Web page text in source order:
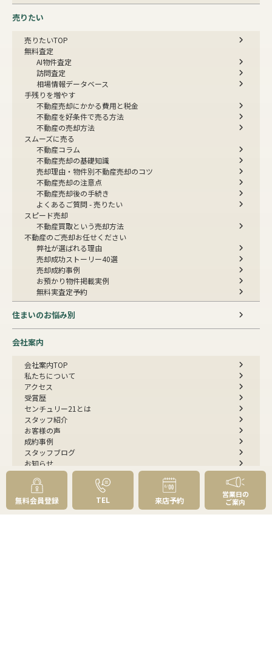
売りたい
売りたいTOP
無料査定
AI物件査定
訪問査定
相場情報データベース
手残りを増やす
不動産売却にかかる費用と税金
不動産を好条件で売る方法
不動産の売却方法
スムーズに売る
不動産コラム
不動産売却の基礎知識
売却理由・物件別不動産売却のコツ
不動産売却の注意点
不動産売却後の手続き
よくあるご質問 - 売りたい
スピード売却
不動産買取という売却方法
不動産のご売却お任せください
弊社が選ばれる理由
売却成功ストーリー40選
売却成約事例
お預かり物件掲載実例
無料実査定予約
住まいのお悩み別
会社案内
会社案内TOP
私たちについて
アクセス
受賞歴
センチュリー21とは
スタッフ紹介
お客様の声
成約事例
スタッフブログ
お知らせ
採用情報
来店予約
お問い合わせ
無料会員登録 TEL 来店予約
営業日の
ご案内